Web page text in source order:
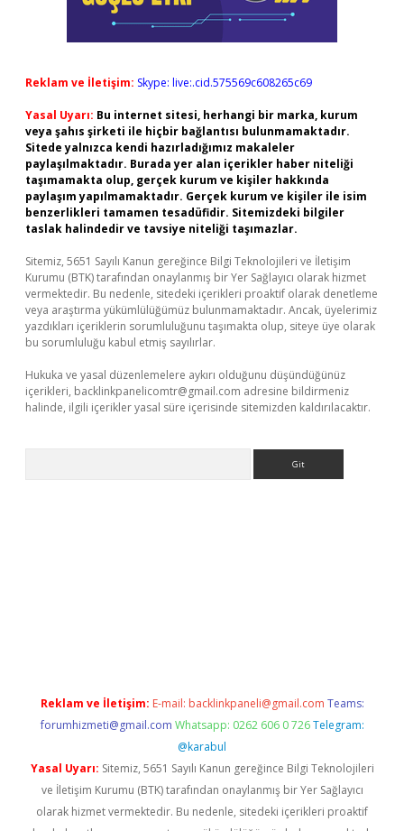
Reklam ve İletişim: Skype: live:.cid.575569c608265c69
Yasal Uyarı: Bu internet sitesi, herhangi bir marka, kurum
veya şahıs şirketi ile hiçbir bağlantısı bulunmamaktadır.
Sitede yalnızca kendi hazırladığımız makaleler
paylaşılmaktadır. Burada yer alan içerikler haber niteliği
taşımamakta olup, gerçek kurum ve kişiler hakkında
paylaşım yapılmamaktadır. Gerçek kurum ve kişiler ile isim
benzerlikleri tamamen tesadüfidir. Sitemizdeki bilgiler
taslak halindedir ve tavsiye niteliği taşımazlar.
Sitemiz, 5651 Sayılı Kanun gereğince Bilgi Teknolojileri ve İletişim
Kurumu (BTK) tarafından onaylanmış bir Yer Sağlayıcı olarak hizmet
vermektedir. Bu nedenle, sitedeki içerikleri proaktif olarak denetleme
veya araştırma yükümlülüğümüz bulunmamaktadır. Ancak, üyelerimiz
yazdıkları içeriklerin sorumluluğunu taşımakta olup, siteye üye olarak
bu sorumluluğu kabul etmiş sayılırlar.
Hukuka ve yasal düzenlemelere aykırı olduğunu düşündüğünüz
içerikleri, backlinkpanelicomtr@gmail.com adresine bildirmeniz
halinde, ilgili içerikler yasal süre içerisinde sitemizden kaldırılacaktır.
Reklam ve İletişim: E-mail: backlinkpaneli@gmail.com Teams:
forumhizmeti@gmail.com Whatsapp: 0262 606 0 726 Telegram:
@karabul
Yasal Uyarı: Sitemiz, 5651 Sayılı Kanun gereğince Bilgi Teknolojileri
ve İletişim Kurumu (BTK) tarafından onaylanmış bir Yer Sağlayıcı
olarak hizmet vermektedir. Bu nedenle, sitedeki içerikleri proaktif